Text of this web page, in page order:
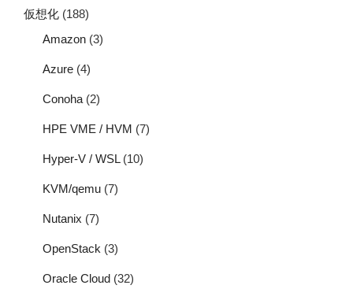
仮想化 (188)
Amazon (3)
Azure (4)
Conoha (2)
HPE VME / HVM (7)
Hyper-V / WSL(10)
KVM/qemu (7)
Nutanix (7)
OpenStack (3)
Oracle Cloud (32)